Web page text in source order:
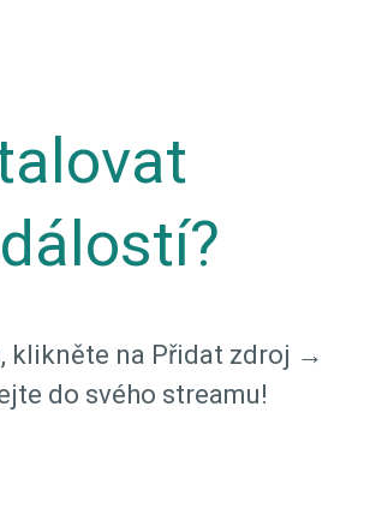
klikněte na Přidat zdroj →
do svého streamu!